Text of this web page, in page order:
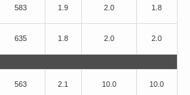
583 1.9 2.0 1.8
635 1.8 2.0 2.0
563 2.1 10.0 10.0